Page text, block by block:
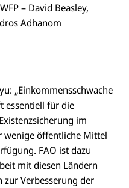
– David Beasley,
Adhanom
„Einkommensschwache
essentiell für die
im
wenige öffentliche Mittel
FAO ist dazu
mit diesen Ländern
Verbesserung der